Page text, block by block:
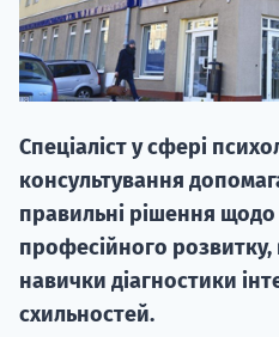
Спеціаліст у сфері
консультування
правильні рішення щодо
професійного
навички діагностики
схильностей.